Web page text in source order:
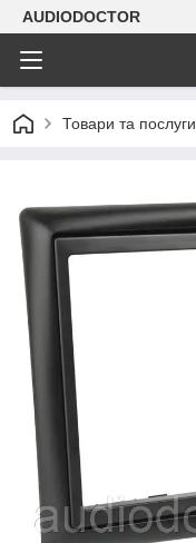
AUDIODOCTOR
Товари та послуги